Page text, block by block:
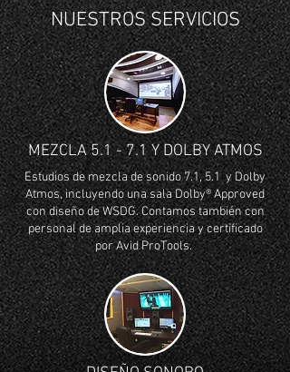
NUESTROS SERVICIOS
MEZCLA 5.1 - 7.1 Y DOLBY ATMOS
Estudios de mezcla de sonido 7.1, 5.1 y Dolby
Atmos, incluyendo una sala Dolby® Approved
con diseño de WSDG. Contamos también con
personal de amplia experiencia y certificado
por Avid ProTools.